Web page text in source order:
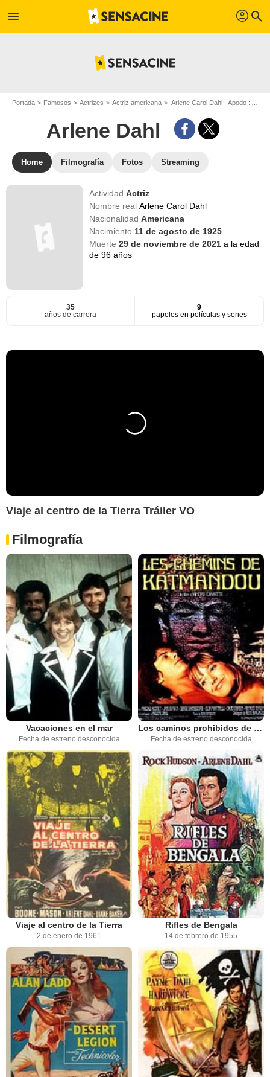
menu profil search
Portada Famosos Actrizes Actriz americana Arlene Carol Dahl - Apodo : Arlene Dahl
Arlene Dahl
Home Filmografía Fotos Streaming
ActividadActriz
Nombre realArlene Carol Dahl
NacionalidadAmericana
Nacimiento 11 de agosto de 1925
Muerte29 de noviembre de 2021a la edad
de 96 años
35
años de carrera
9
papeles en películas y series
Viaje al centro de la Tierra Tráiler VO
Filmografía
Vacaciones en el mar
Fecha de estreno desconocida
Los caminos prohibidos de Katmandú
Fecha de estreno desconocida
Viaje al centro de la Tierra
2 de enero de 1961
Rifles de Bengala
14 de febrero de 1955